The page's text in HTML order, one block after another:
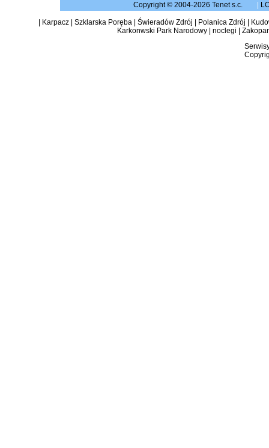
Copyright © 2004-2026 Tenet s.c.
Karpacz| Szklarska Poręba| Świeradów Zdrój Polanica Zdrój
Karkonwski Park Narodowy| noclegi